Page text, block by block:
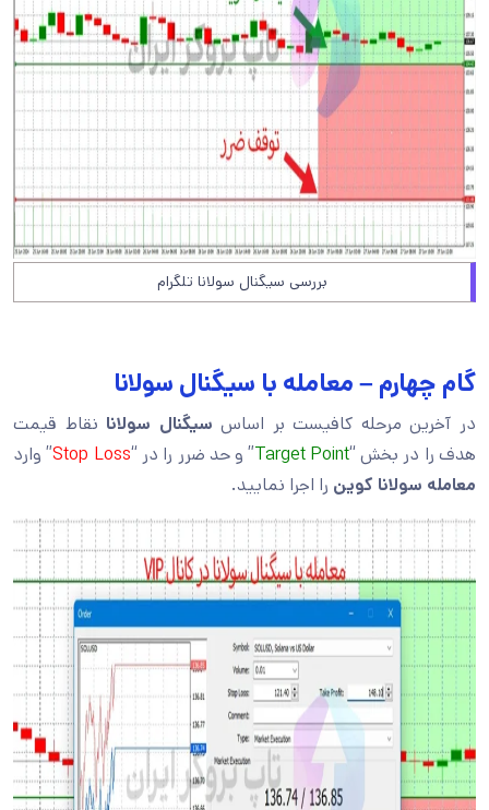
بررسی سیگنال سولانا تلگرام
گام چهارم – معامله با سیگنال سولانا
در آخرین مرحله کافیست بر اساس سیگنال سولانا نقاط قیمت
هدف را در بخش “Target Point” و حد ضرر را در “Stop Loss” وارد
معامله سولانا كوين را اجرا نمایید.